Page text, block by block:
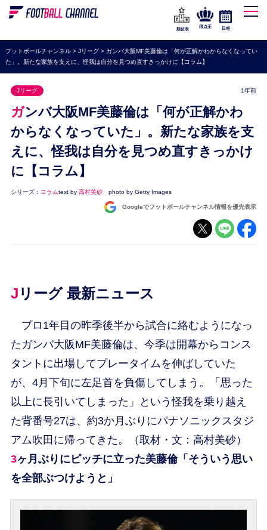
WEリーグ
海外サッカー
プレミアリーグ
セリエA
ブンデスリーガ
UEFA
ナショナルチーム
高校サッカー
順位表
得点王 日程
フットボールチャンネル> Jリーグ> ガンバ大阪MF美藤倫は「何が正解かわからなくなってい
た」。新たな家族を支えに、怪我は自分を見つめ直すきっかけに【コラム】
Jリーグ 1年前
ガンバ大阪MF美藤倫は「何が正解かわ
からなくなっていた」。新たな家族を支
えに、怪我は自分を見つめ直すきっかけ
に【コラム】
シリーズ： コラムtext by 高村美砂 photo by Getty Images
Googleでフットボールチャンネル情報を優先表示
Jリーグ 最新ニュース
プロ1年目の昨季後半から試合に絡むようになっ
たガンバ大阪MF美藤倫は、今季は開幕からコンス
タントに出場してプレータイムを伸ばしていた
が、4月下旬に左足首を負傷してしまう。「思った
以上に長引いてしまった」という怪我を乗り越え
た背番号27は、約3か月ぶりにパナソニックスタジ
アム吹田に帰ってきた。（取材・文：高村美砂）
3ヶ月ぶりにピッチに立った美藤倫「そういう思い
を全部ぶつけようと」